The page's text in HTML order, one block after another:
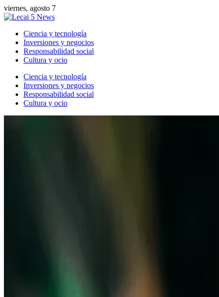
viernes, agosto 7
Ciencia y tecnología
Inversiones y negocios
Responsabilidad social
Cultura y ocio
Ciencia y tecnología
Inversiones y negocios
Responsabilidad social
Cultura y ocio